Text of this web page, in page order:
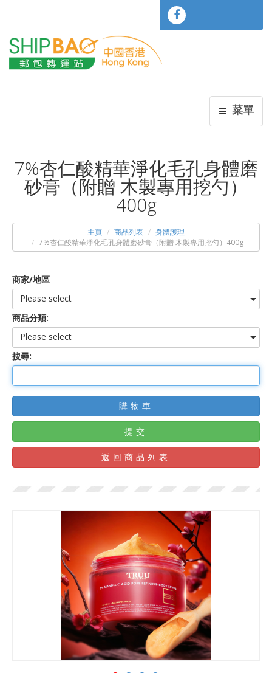
菜單
7%杏仁酸精華淨化毛孔身體磨
砂膏（附贈 木製專用挖勺）
400g
主頁 商品列表
身體護理
7%杏仁酸精華淨化毛孔身體磨砂膏（附贈 木製專用挖勺）400g
商家/地區
Please select
商品分類:
Please select
搜尋:
購物車
提交
返回商品列表